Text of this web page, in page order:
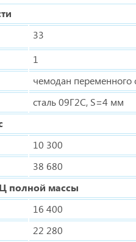
33
1
чемодан переменного
сталь 09Г2С, S=4 мм
10 300
38 680
полной массы
16 400
22 280